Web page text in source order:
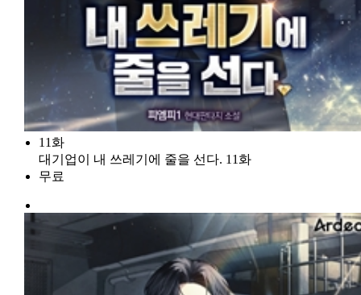
11화
대기업이 내 쓰레기에 줄을 선다. 11화
무료